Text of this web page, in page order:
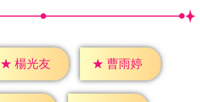
★ 楊光友 ★ 曹雨婷